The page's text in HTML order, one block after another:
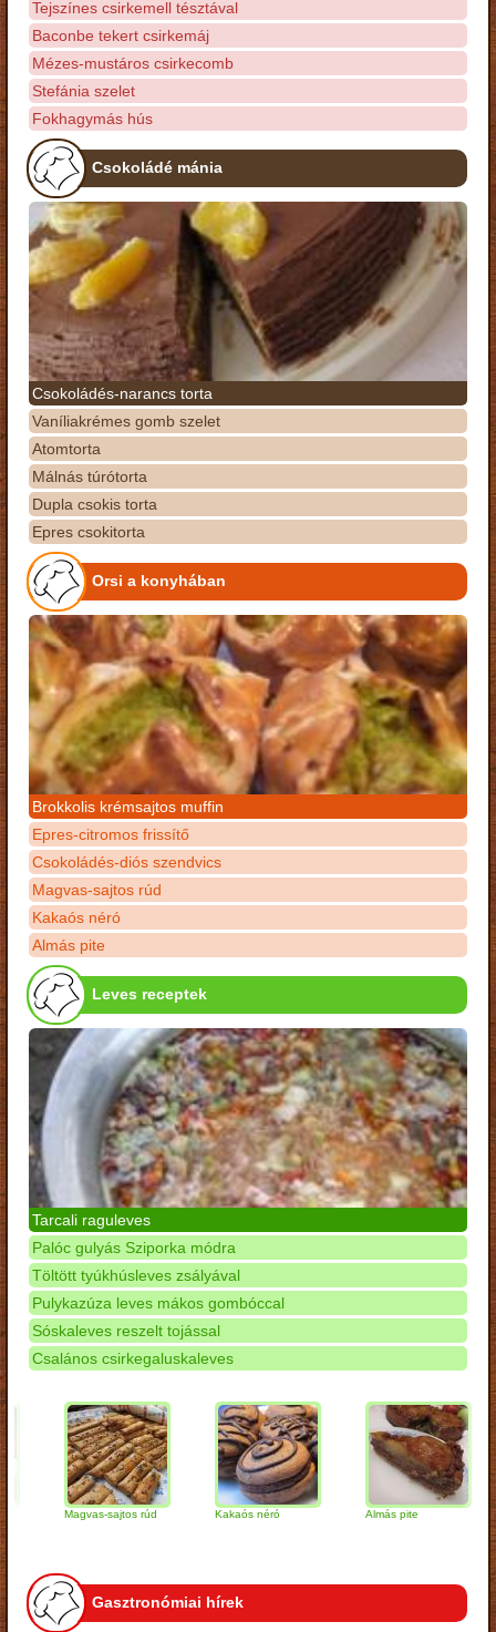
Tejszínes csirkemell tésztával
Baconbe tekert csirkemáj
Mézes-mustáros csirkecomb
Stefánia szelet
Fokhagymás hús
Csokoládé mánia
Csokoládés-narancs torta
Vaníliakrémes gomb szelet
Atomtorta
Málnás túrótorta
Dupla csokis torta
Epres csokitorta
Orsi a konyhában
Brokkolis krémsajtos muffin
Epres-citromos frissítő
Csokoládés-diós szendvics
Magvas-sajtos rúd
Kakaós néró
Almás pite
Leves receptek
Tarcali raguleves
Palóc gulyás Sziporka módra
Töltött tyúkhúsleves zsályával
Pulykazúza leves mákos gombóccal
Sóskaleves reszelt tojással
Csalános csirkegaluskaleves
Magvas-sajtos rúd Kakaós néró Almás pite
Gasztronómiai hírek